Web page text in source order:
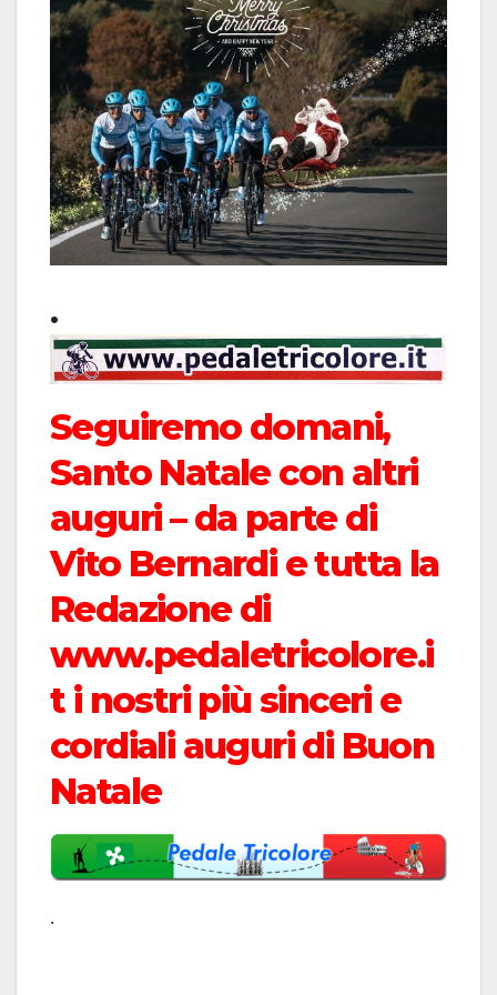
.
Seguiremo domani,
Santo Natale con altri
auguri – da parte di
Vito Bernardi e tutta la
Redazione di
www.pedaletricolore.i
t i nostri più sinceri e
cordiali auguri di Buon
Natale
.